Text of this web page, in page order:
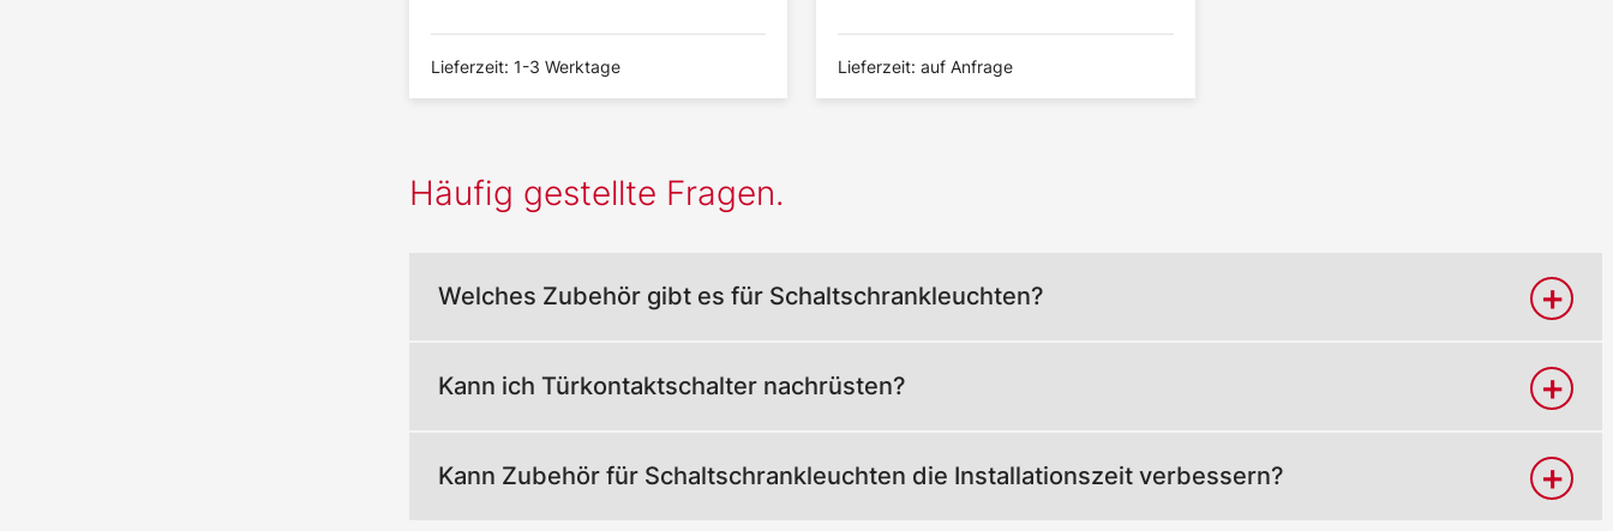
Lieferzeit: 1-3 Werktage Lieferzeit: auf Anfrage
Häufig gestellte Fragen.
Welches Zubehör gibt es für Schaltschrankleuchten?
Kann ich Türkontaktschalter nachrüsten?
Kann Zubehör für Schaltschrankleuchten die Installationszeit verbessern?